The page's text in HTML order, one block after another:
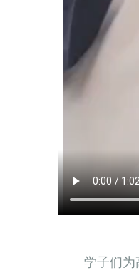
学子们为